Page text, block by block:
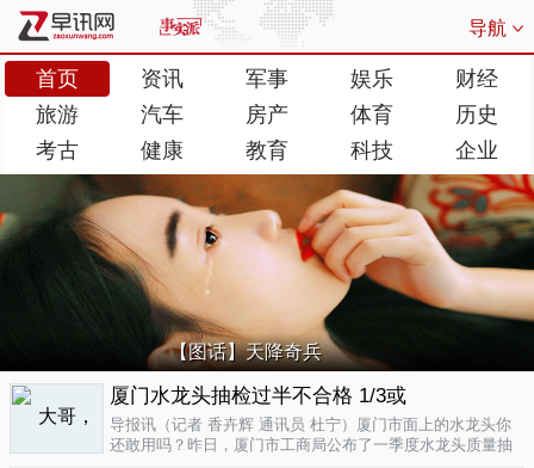
导航
首页 资讯 军事 娱乐
财经
旅游
汽车 房产 体育
历史
考古
健康 教育 科技 企业
【图话】天降奇兵
厦门水龙头抽检过半不合格 1/3或
导报讯（记者 香卉辉 通讯员 杜宁）厦门市面上的水龙头你
还敢用吗？昨日，厦门市工商局公布了一季度水龙头质量抽